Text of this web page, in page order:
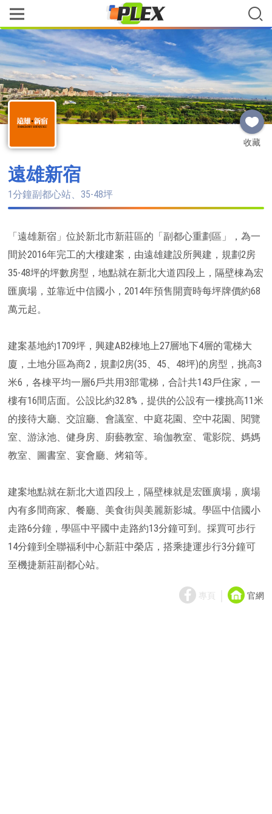
收藏
遠雄新宿
1分鐘副都心站、35-48坪
「遠雄新宿」位於新北市新莊區的「副都心重劃區」，為一
間於2016年完工的大樓建案，由遠雄建設所興建，規劃2房
35-48坪的坪數房型，地點就在新北大道四段上，隔壁棟為宏
匯廣場，並靠近中信國小，2014年預售開賣時每坪牌價約68
萬元起。
建案基地約1709坪，興建AB2棟地上27層地下4層的電梯大
廈，土地分區為商2，規劃2房(35、45、48坪)的房型，挑高3
米6，各棟平均一層6戶共用3部電梯，合計共143戶住家，一
樓有16間店面。公設比約32.8%，提供的公設有一樓挑高11米
的接待大廳、交誼廳、會議室、中庭花園、空中花園、閱覽
室、游泳池、健身房、廚藝教室、瑜伽教室、電影院、媽媽
教室、圖書室、宴會廳、烤箱等。
建案地點就在新北大道四段上，隔壁棟就是宏匯廣場，廣場
內有多間商家、餐廳、美食街與美麗新影城。學區中信國小
走路6分鐘，學區中平國中走路約13分鐘可到。採買可步行
14分鐘到全聯福利中心新莊中榮店，搭乘捷運步行3分鐘可
至機捷新莊副都心站。
專頁 官網